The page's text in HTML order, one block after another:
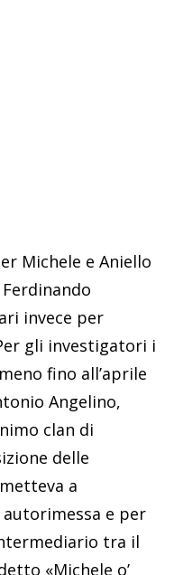
Michele e Aniello
invece per
gli investigatori i
fino all’aprile
Angelino,
clan di
delle
a
e per
tra il
«Michele o’